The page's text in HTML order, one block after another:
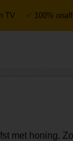
TV 100%
met honing.